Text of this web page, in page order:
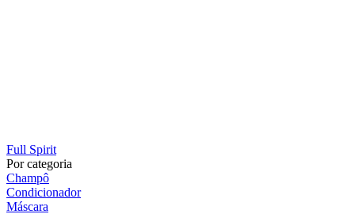
Full Spirit
Por categoria
Champô
Condicionador
Máscara